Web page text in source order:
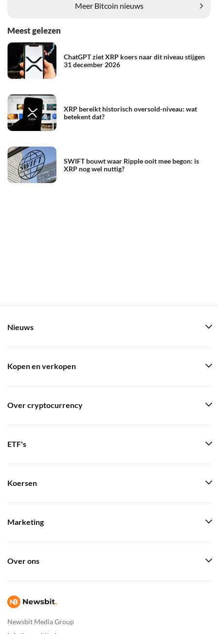
Meer Bitcoin nieuws
Meest gelezen
ChatGPT ziet XRP koers naar dit niveau stijgen
31 december 2026
XRP bereikt historisch oversold-niveau: wat
betekent dat?
SWIFT bouwt waar Ripple ooit mee begon: is
XRP nog wel nuttig?
Newsbit Media Group
Nieuws
Kopen en verkopen
Over cryptocurrency
ETF's
Koersen
Marketing
Over ons